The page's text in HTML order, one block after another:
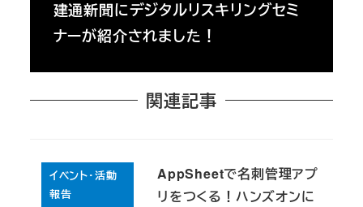
建通新聞にデジタルリスキリングセミ
ナーが紹介されました！
関連記事
イベント・活動
報告
AppSheetで名刺管理アプ
リをつくる！ハンズオンに